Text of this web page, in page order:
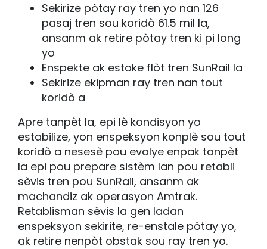
Sekirize pòtay ray tren yo nan 126
pasaj tren sou koridò 61.5 mil la,
ansanm ak retire pòtay tren ki pi long
yo
Enspekte ak estoke flòt tren SunRail la
Sekirize ekipman ray tren nan tout
koridò a
Apre tanpèt la, epi lè kondisyon yo
estabilize, yon enspeksyon konplè sou tout
koridò a nesesè pou evalye enpak tanpèt
la epi pou prepare sistèm lan pou retabli
sèvis tren pou SunRail, ansanm ak
machandiz ak operasyon Amtrak.
Retablisman sèvis la gen ladan
enspeksyon sekirite, re-enstale pòtay yo,
ak retire nenpòt obstak sou ray tren yo.